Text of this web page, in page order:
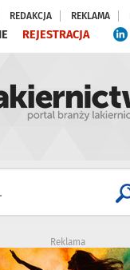
REDAKCJA REKLAMA
REJESTRACJA
Reklama